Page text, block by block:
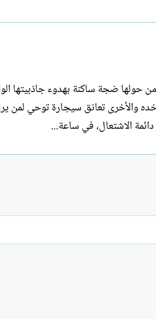
ل
ضجة ساكنة بهدوء جاذبيتها
والأخرى تعانق سيجارة توحي لمن
في ساعة...